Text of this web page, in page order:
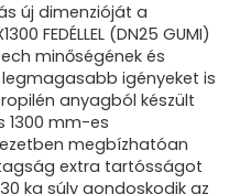
új dimenzióját a
FEDÉLLEL (DN25 GUMI)
minőségének és
igényeket is
anyagból készült
1300 mm-es
megbízhatóan
extra tartósságot
kg súly gondoskodik az